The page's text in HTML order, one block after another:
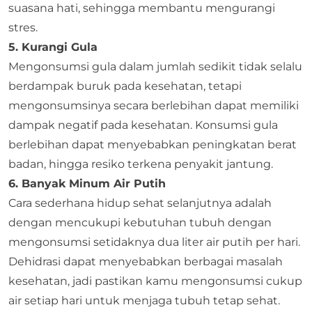
suasana hati, sehingga membantu mengurangi
stres.
5. Kurangi Gula
Mengonsumsi gula dalam jumlah sedikit tidak selalu
berdampak buruk pada kesehatan, tetapi
mengonsumsinya secara berlebihan dapat memiliki
dampak negatif pada kesehatan. Konsumsi gula
berlebihan dapat menyebabkan peningkatan berat
badan, hingga resiko terkena penyakit jantung.
6. Banyak Minum Air Putih
Cara sederhana hidup sehat selanjutnya adalah
dengan mencukupi kebutuhan tubuh dengan
mengonsumsi setidaknya dua liter air putih per hari.
Dehidrasi dapat menyebabkan berbagai masalah
kesehatan, jadi pastikan kamu mengonsumsi cukup
air setiap hari untuk menjaga tubuh tetap sehat.